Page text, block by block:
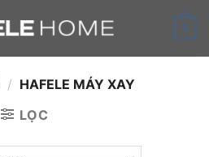
0
/ HAFELE MÁY XAY
LỌC